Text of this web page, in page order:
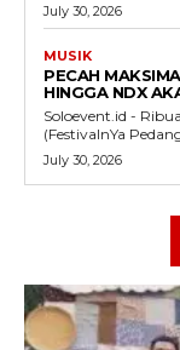
July 30, 2026
MUSIK
PECAH
HINGGA NDX
Soloevent.id -
(FestivalnYa
July 30, 2026